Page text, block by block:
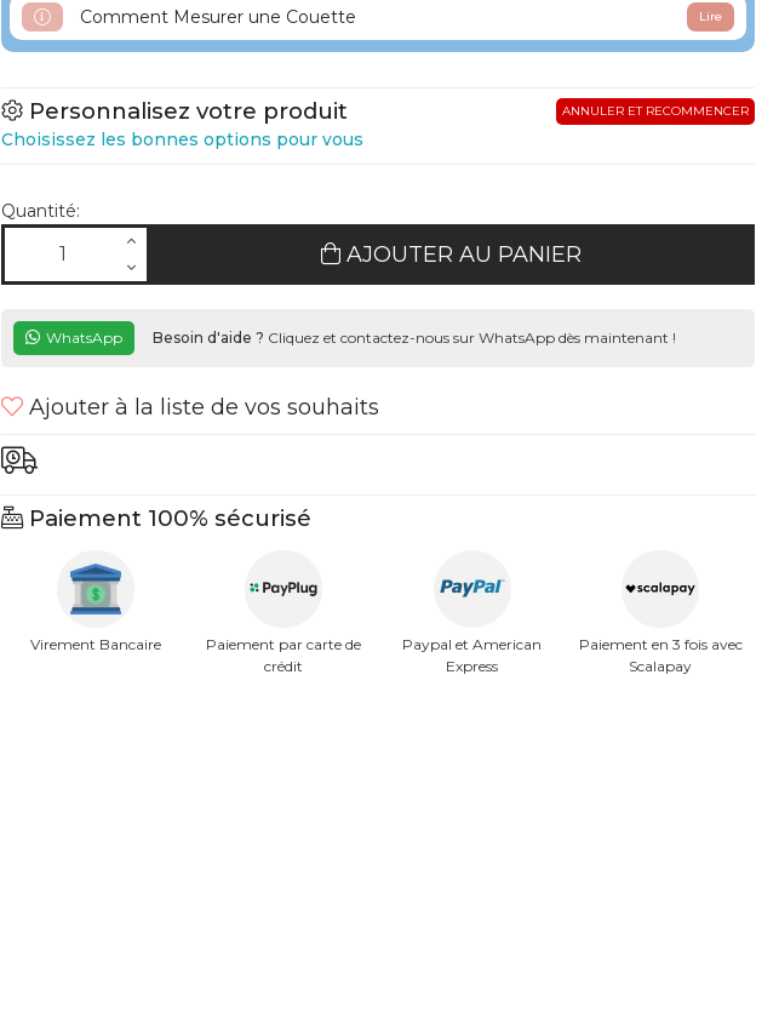
Comment Mesurer une Couette Lire
Personnalisez votre produit
Choisissez les bonnes options pour vous
ANNULER ET RECOMMENCER
Quantité:
AJOUTER AU PANIER
WhatsApp Besoin d'aide ? Cliquez et contactez-nous sur WhatsApp dès maintenant !
Ajouter à la liste de vos souhaits
Paiement 100% sécurisé
Virement Bancaire
Paiement par carte de
crédit
Paypal et American
Express
Paiement en 3 fois avec
Scalapay